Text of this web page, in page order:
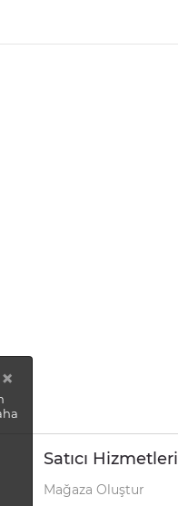
Satıcı Hizmetleri
Mağaza Oluştur
×